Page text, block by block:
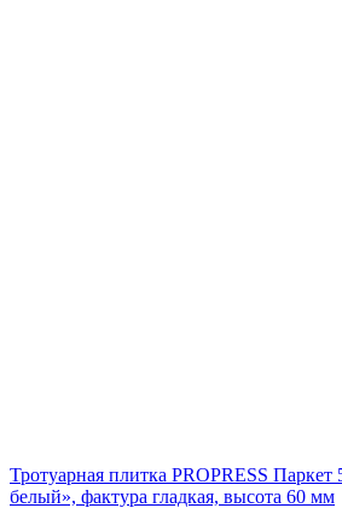
Тротуарная плитка PROPRESS
белый», фактура гладкая, высота 60 мм